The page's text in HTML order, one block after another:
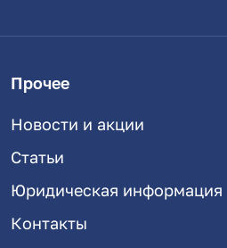
Прочее
Новости и акции
Статьи
Юридическая информация
Контакты